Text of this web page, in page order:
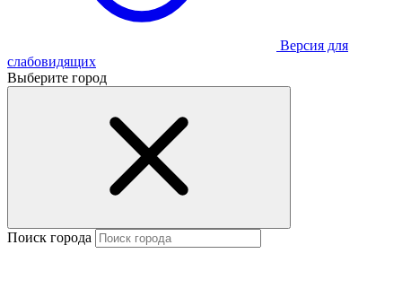
Версия для
слабовидящих
Выберите город
Поиск города